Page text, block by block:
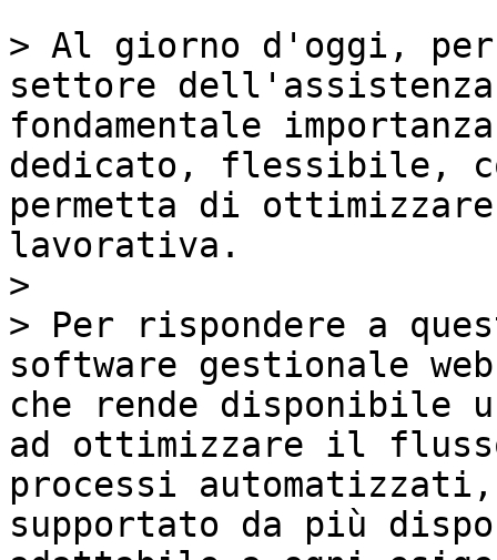
> Al giorno d'oggi,
settore
fondamentale
dedicato, flessibile,
permetta di
lavorativa.
>
> Per rispondere a
software gestionale web
che rende disponibile
ad ottimizzare il
processi
supportato da più